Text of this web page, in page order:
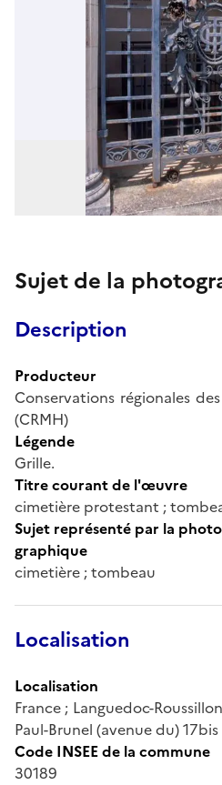
Sujet de la
Description
Producteur
Conservations régionales
(CRMH)
Légende
Grille.
Titre courant de l'œuvre
cimetière protestant ;
Sujet représenté par la
graphique
cimetière ; tombeau
Localisation
Localisation
France ; Languedoc-
Paul-Brunel (avenue du)
Code INSEE de la commune
30189